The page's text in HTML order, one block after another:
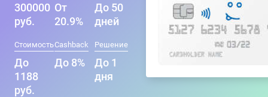
300000
руб.
От
20.9%
До 50
дней
Стоимость
До
1188
руб.
Cashback
До 8%
Решение
До 1
дня